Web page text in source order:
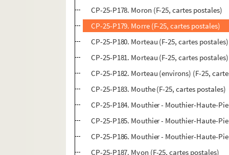
CP-25-P178. Moron (F-25, cartes postales)
CP-25-P179. Morre (F-25, cartes postales)
CP-25-P180. Morteau (F-25, cartes postales)
CP-25-P181. Morteau (F-25, cartes postales)
CP-25-P182. Morteau (environs) (F-25,
CP-25-P183. Mouthe (F-25, cartes postales)
CP-25-P184. Mouthier - Mouthier-Haute-
CP-25-P185. Mouthier - Mouthier-Haute-
CP-25-P186. Mouthier - Mouthier-Haute-
CP-25-P187. Myon (F-25, cartes postales)